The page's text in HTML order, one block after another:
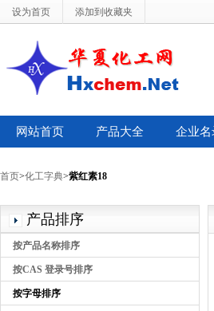
设为首页 添加到收藏夹
网站首页 产品大全 企业名
首页>化工字典>紫红素18
产品排序
按产品名称排序
按CAS 登录号排序
按字母排序